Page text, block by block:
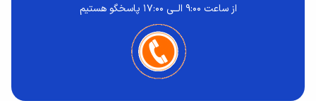
از ساعت ۹:۰۰ الــی ۱۷:۰۰ پاسخگو هستیم